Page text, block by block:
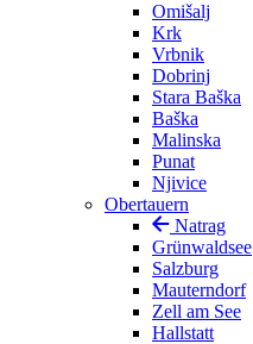
Omišalj
Krk
Vrbnik
Dobrinj
Stara Baška
Baška
Malinska
Punat
Njivice
Obertauern
Natrag
Grünwaldsee
Salzburg
Mauterndorf
Zell am See
Hallstatt